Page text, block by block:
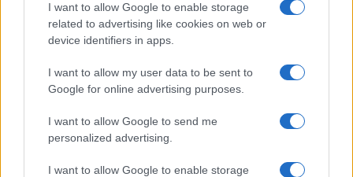
I want to allow Google to enable storage
related to advertising like cookies on web or
device identifiers in apps.
I want to allow my user data to be sent to
Google for online advertising purposes.
I want to allow Google to send me
personalized advertising.
I want to allow Google to enable storage